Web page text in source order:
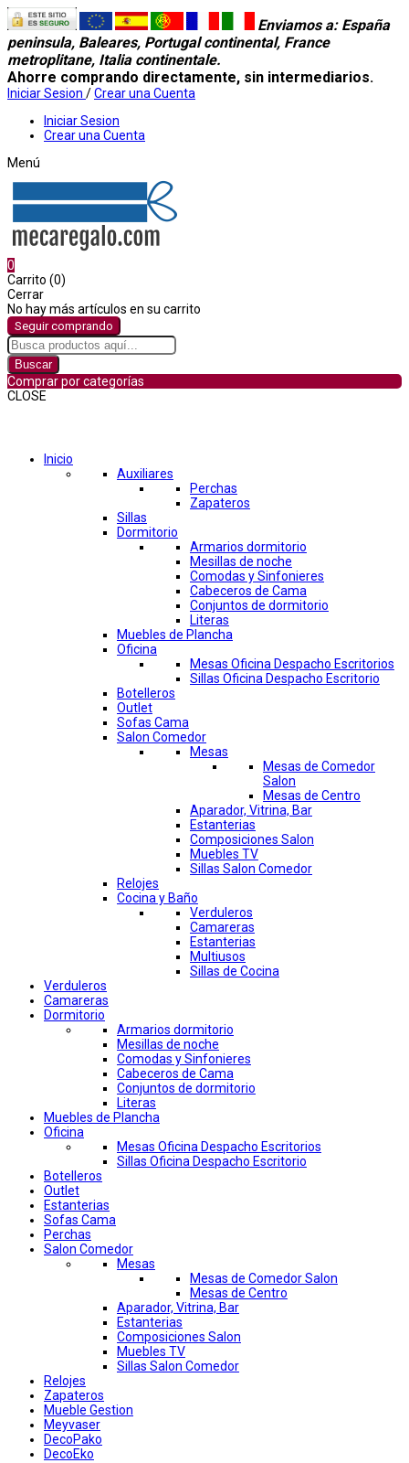
Enviamos a: España
peninsula, Baleares, Portugal continental, France
metroplitane, Italia continentale.
Ahorre comprando directamente, sin intermediarios.
Iniciar Sesion /Crear una Cuenta
Iniciar Sesion
Crear una Cuenta
Menú
0
Carrito (0)
Cerrar
No hay más artículos en su carrito
Seguir comprando
Buscar
Comprar por categorías
CLOSE
Inicio
Auxiliares
Perchas
Zapateros
Sillas
Dormitorio
Armarios dormitorio
Mesillas de noche
Comodas y Sinfonieres
Cabeceros de Cama
Conjuntos de dormitorio
Literas
Muebles de Plancha
Oficina
Mesas Oficina Despacho Escritorios
Sillas Oficina Despacho Escritorio
Botelleros
Outlet
Sofas Cama
Salon Comedor
Mesas
Mesas de Comedor
Salon
Mesas de Centro
Aparador, Vitrina, Bar
Estanterias
Composiciones Salon
Muebles TV
Sillas Salon Comedor
Relojes
Cocina y Baño
Verduleros
Camareras
Estanterias
Multiusos
Sillas de Cocina
Verduleros
Camareras
Dormitorio
Armarios dormitorio
Mesillas de noche
Comodas y Sinfonieres
Cabeceros de Cama
Conjuntos de dormitorio
Literas
Muebles de Plancha
Oficina
Mesas Oficina Despacho Escritorios
Sillas Oficina Despacho Escritorio
Botelleros
Outlet
Estanterias
Sofas Cama
Perchas
Salon Comedor
Mesas
Mesas de Comedor Salon
Mesas de Centro
Aparador, Vitrina, Bar
Estanterias
Composiciones Salon
Muebles TV
Sillas Salon Comedor
Relojes
Zapateros
Mueble Gestion
Meyvaser
DecoPako
DecoEko